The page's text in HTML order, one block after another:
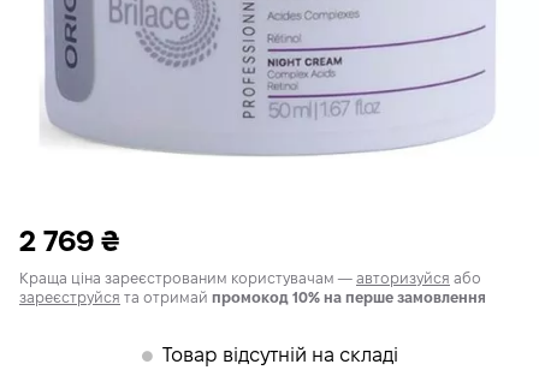
2 769 ₴
Краща ціна зареєстрованим користувачам — авторизуйся або
зареєструйся та отримай промокод 10% на перше замовлення
𒊹 Товар відсутній на складі